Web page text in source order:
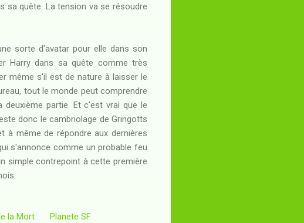
sa quête. La tension va se résoudre
sorte d'avatar pour elle dans son
Harry dans sa quête comme très
même s'il est de nature à laisser le
tout le monde peut comprendre
partie. Et c'est vrai que le
donc le cambriolage de Gringotts
à même de répondre aux dernières
s'annonce comme un probable feu
simple contrepoint à cette première
la Mort Planete SF